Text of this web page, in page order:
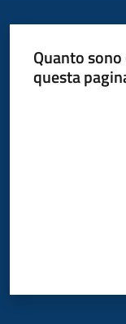
Seguici
Quanto
questa